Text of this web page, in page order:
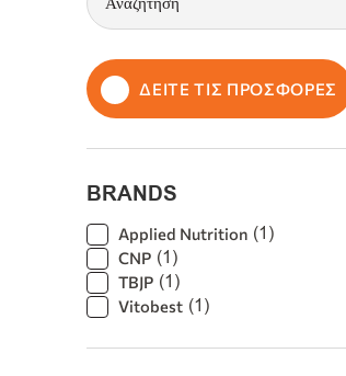
ΔΕΙΤΕ ΤΙΣ ΠΡΟΣΦΟΡΕΣ
BRANDS
Applied Nutrition (1)
CNP (1)
TBJP (1)
Vitobest (1)